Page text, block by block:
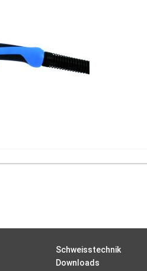
Schweisstechnik
Downloads